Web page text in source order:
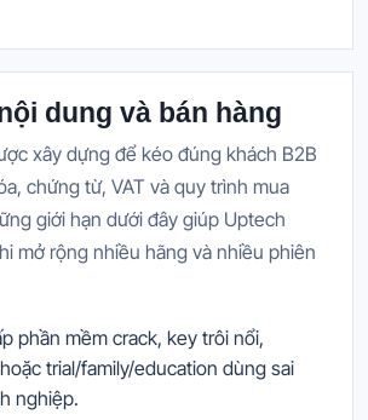
dung và bán hàng
xây dựng để kéo đúng khách B2B
chứng từ, VAT và quy trình mua
giới hạn dưới đây giúp Uptech
mở rộng nhiều hãng và nhiều phiên
phần mềm crack, key trôi nổi,
trial/family/education dùng sai
nghiệp.